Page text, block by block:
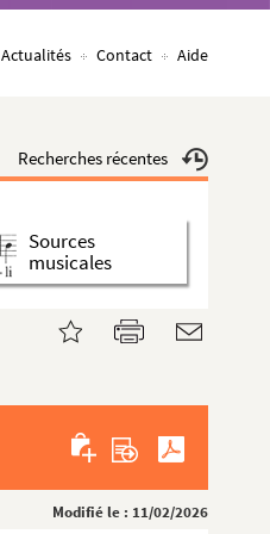
Actualités Contact Aide
Recherches récentes
Sources
musicales
Modifié le : 11/02/2026